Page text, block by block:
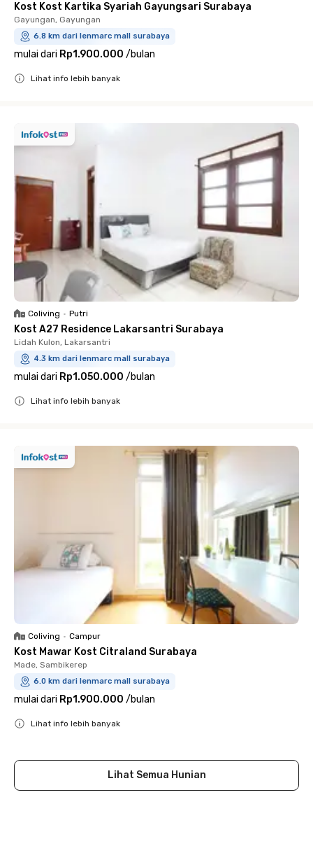
Kost Kost Kartika Syariah Gayungsari Surabaya
Gayungan, Gayungan
6.8 km dari lenmarc mall surabaya
mulai dari Rp1.900.000 /bulan
Lihat info lebih banyak
Coliving • Putri
Kost A27 Residence Lakarsantri Surabaya
Lidah Kulon, Lakarsantri
4.3 km dari lenmarc mall surabaya
mulai dari Rp1.050.000 /bulan
Lihat info lebih banyak
Coliving • Campur
Kost Mawar Kost Citraland Surabaya
Made, Sambikerep
6.0 km dari lenmarc mall surabaya
mulai dari Rp1.900.000 /bulan
Lihat info lebih banyak
Lihat Semua Hunian